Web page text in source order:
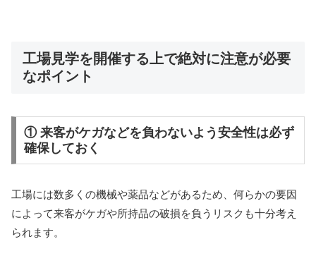
工場見学を開催する上で絶対に注意が必要
なポイント
① 来客がケガなどを負わないよう安全性は必ず
確保しておく
工場には数多くの機械や薬品などがあるため、何らかの要因
によって来客がケガや所持品の破損を負うリスクも十分考え
られます。